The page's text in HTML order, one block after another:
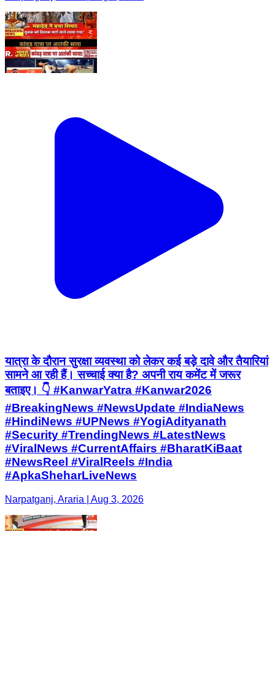
यात्रा के दौरान सुरक्षा व्यवस्था को लेकर कई बड़े दावे और तैयारियां
सामने आ रही हैं। सच्चाई क्या है? अपनी राय कमेंट में जरूर
बताइए। 👇 #KanwarYatra #Kanwar2026
#BreakingNews #NewsUpdate #IndiaNews
#HindiNews #UPNews #YogiAdityanath
#Security #TrendingNews #LatestNews
#ViralNews #CurrentAffairs #BharatKiBaat
#NewsReel #ViralReels #India
#ApkaSheharLiveNews
Narpatganj, Araria | Aug 3, 2026